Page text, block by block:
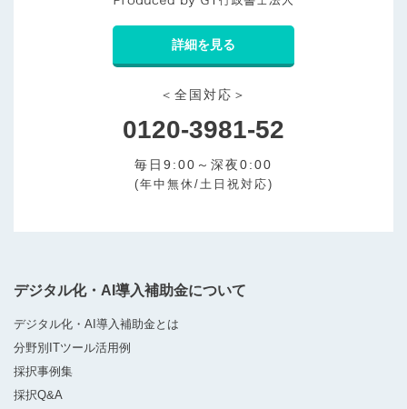
詳細を見る
＜全国対応＞
0120-3981-52
毎日9:00～深夜0:00
(年中無休/土日祝対応)
デジタル化・AI導入補助金について
デジタル化・AI導入補助金とは
分野別ITツール活用例
採択事例集
採択Q&A